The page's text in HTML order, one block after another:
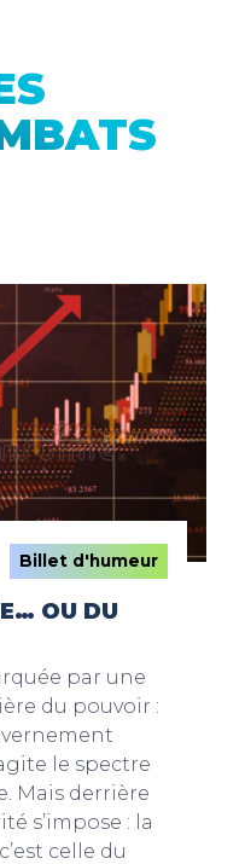
Billet d'humeur
OU DU
par une
du pouvoir :
le spectre
Mais derrière
s’impose : la
celle du